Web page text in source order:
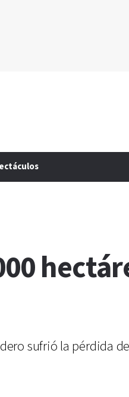
sufrió la pérdida